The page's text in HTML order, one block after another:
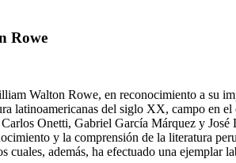
Rowe
Walton Rowe, en reconocimiento a su
latinoamericanas del siglo XX, campo en
Onetti, Gabriel García Márquez y
y la comprensión de la literatura
además, ha efectuado una ejemplar